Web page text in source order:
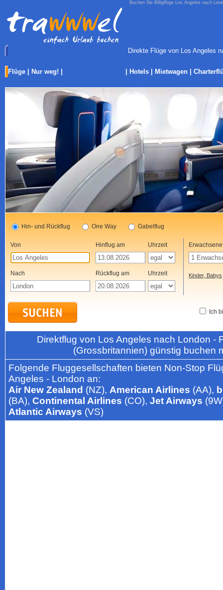
Buchen Sie Billigflüge Los Angeles nach
Direkte Flüge von Los Angeles
Flüge Nur weg! Hotels Mietwagen
Hin- und Rückflug One Way Gabelflug
Von Hinflug am Uhrzeit
Nach Rückflug am Uhrzeit
Erwachsene
Kinder, Babys
Ich
Direktflug von Los Angeles nach London -
(Grossbritannien) günstig buchen
Folgende Fluggesellschaften bieten Non-Stop
Angeles - London an:
Air New Zealand (NZ), American Airlines (AA),
(BA), Continental Airlines (CO), Jet Airways
Atlantic Airways (VS)